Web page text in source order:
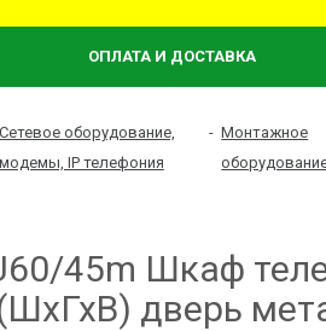
ОПЛАТА И ДОСТАВКА
Сетевое оборудование,
модемы, IP телефония
- Монтажное
45m Шкаф
дверь